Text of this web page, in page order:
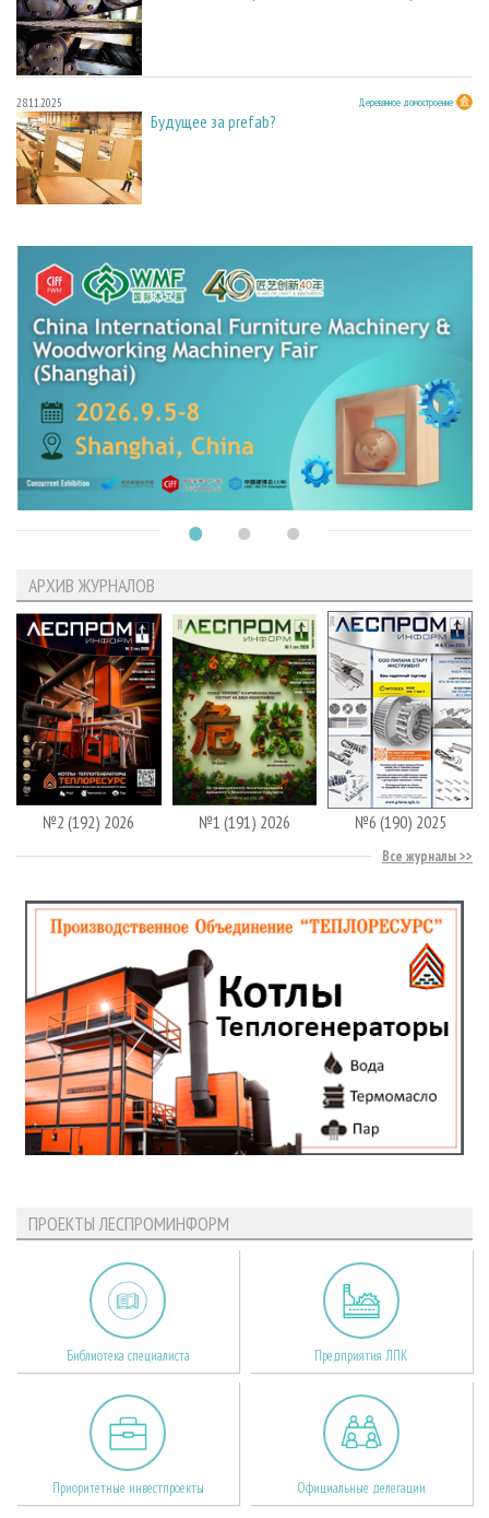
28.11.2025 Деревянное домостроение
Будущее за prefab?
АРХИВ ЖУРНАЛОВ
№2 (192) 2026 №1 (191) 2026 №6 (190) 2025
Все журналы
ПРОЕКТЫ ЛЕСПРОМИНФОРМ
Библиотека специалиста Предприятия ЛПК
Приоритетные инвестпроекты Официальные делегации